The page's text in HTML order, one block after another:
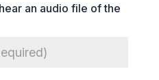
an audio file of the